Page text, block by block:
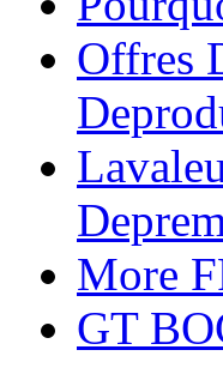
Offres
More
GT